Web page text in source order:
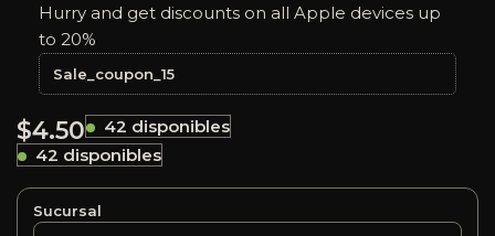
Hurry and get discounts on all Apple devices up
to 20%
Sale_coupon_15
$4.50
42 disponibles
42 disponibles
Sucursal